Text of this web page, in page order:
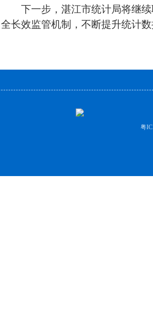
下一步，湛江市统计局将继续
全长效监管机制，不断提升统计
粤